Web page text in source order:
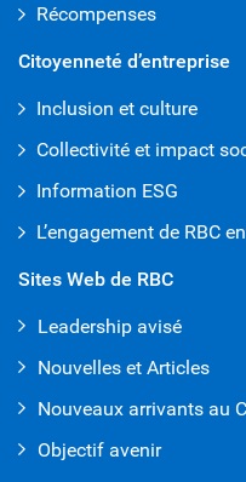
Récompenses
Citoyenneté d’entreprise
Inclusion et culture
Collectivité et impact
Information ESG
L’engagement de RBC
Sites Web de RBC
Leadership avisé
Nouvelles et Articles
Nouveaux arrivants au
Objectif avenir